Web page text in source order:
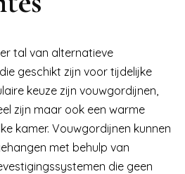
tal van alternatieve
geschikt zijn voor tijdelijke
keuze zijn vouwgordijnen,
zijn maar ook een warme
kamer. Vouwgordijnen kunnen
met behulp van
die geen